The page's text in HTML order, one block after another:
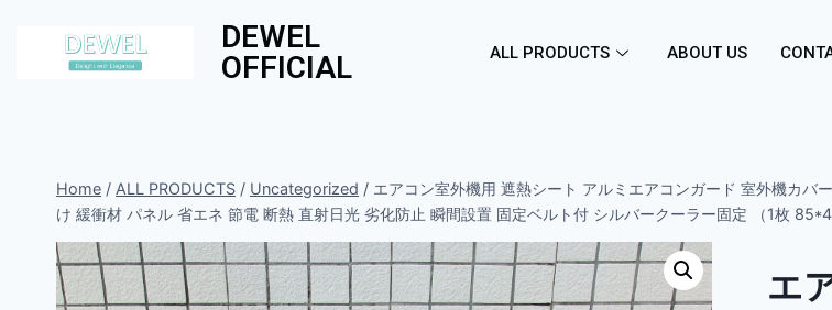
DEWEL
OFFICIAL
ALL PRODUCTS ABOUT US
Home / ALL PRODUCTS / Uncategorized / エアコン室外機用 遮熱シート アルミエアコンガード 室外機カバ
け 緩衝材 パネル 省エネ 節電 断熱 直射日光 劣化防止 瞬間設置 固定ベルト付 シルバークーラー固定 （1枚
エ